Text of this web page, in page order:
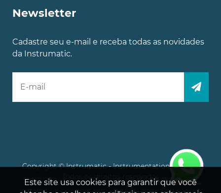
Newsletter
Cadastre seu e-mail e receba todas as novidades
da Instrumatic.
Copyright © Instrumatic - Instrumentation Experts.
Todos os direitos reservados
Este site usa cookies para garantir que você